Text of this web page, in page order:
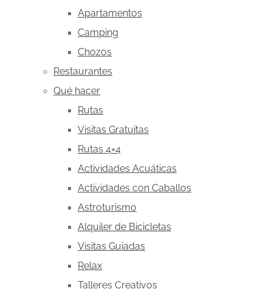
Apartamentos
Camping
Chozos
Restaurantes
Qué hacer
Rutas
Visitas Gratuitas
Rutas 4×4
Actividades Acuáticas
Actividades con Caballos
Astroturismo
Alquiler de Bicicletas
Visitas Guiadas
Relax
Talleres Creativos